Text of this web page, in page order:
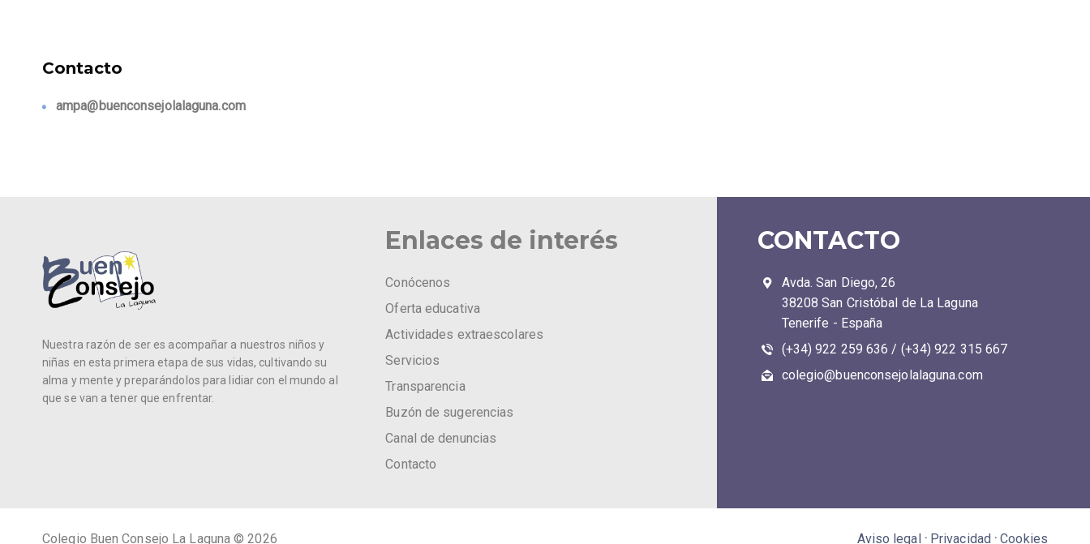
Contacto
ampa@buenconsejolalaguna.com
Nuestra razón de ser es acompañar a nuestros niños y
niñas en esta primera etapa de sus vidas, cultivando su
alma y mente y preparándolos para lidiar con el mundo al
que se van a tener que enfrentar.
Enlaces de interés
Conócenos
Oferta educativa
Actividades extraescolares
Servicios
Transparencia
Buzón de sugerencias
Canal de denuncias
Contacto
CONTACTO
Avda. San Diego, 26
38208 San Cristóbal de La Laguna
Tenerife - España
(+34) 922 259 636 / (+34) 922 315 667
colegio@buenconsejolalaguna.com
Colegio Buen Consejo La Laguna © 2026 Aviso legal · Privacidad · Cookies